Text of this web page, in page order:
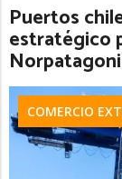
Puertos
estratégico
COMERCIO